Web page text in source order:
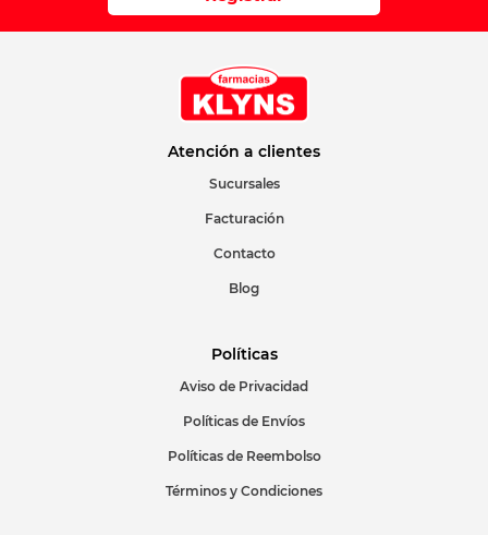
Atención a clientes
Sucursales
Facturación
Contacto
Blog
Políticas
Aviso de Privacidad
Políticas de Envíos
Políticas de Reembolso
Términos y Condiciones